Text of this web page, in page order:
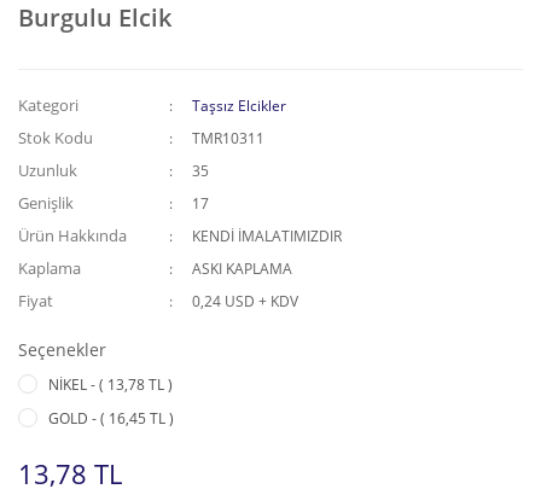
Burgulu Elcik
Kategori Taşsız Elcikler
Stok Kodu TMR10311
Uzunluk 35
Genişlik 17
Ürün Hakkında KENDİ İMALATIMIZDIR
Kaplama ASKI KAPLAMA
Fiyat 0,24 USD + KDV
Seçenekler
NİKEL - ( 13,78 TL )
GOLD - ( 16,45 TL )
13,78 TL